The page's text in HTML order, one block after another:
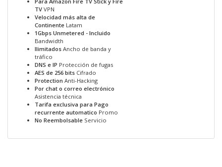
TV VPN
Velocidad más alta de
Continente Latam
1Gbps Unmetered - Incluido
Bandwidth
Ilimitados Ancho de banda y
tráfico
DNS e IP Protección de fugas
AES de 256 bits Cifrado
Protection Anti-Hacking
Por chat o correo electrónico
Asistencia técnica
Tarifa exclusiva para Pago
recurrente automatico Promo
No Reembolsable Servicio